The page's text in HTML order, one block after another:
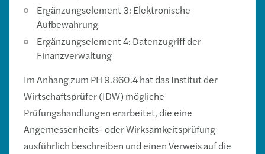
Ergänzungselement 3: Elektronische
Aufbewahrung
Ergänzungselement 4: Datenzugriff der
Finanzverwaltung
Im Anhang zum PH 9.860.4 hat das Institut der
Wirtschaftsprüfer (IDW) mögliche
Prüfungshandlungen erarbeitet, die eine
Angemessenheits- oder Wirksamkeitsprüfung
ausführlich beschreiben und einen Verweis auf die